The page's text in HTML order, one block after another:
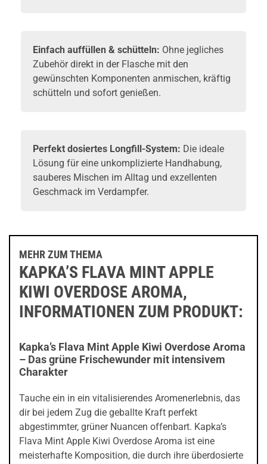
Einfach auffüllen & schütteln: Ohne jegliches
Zubehör direkt in der Flasche mit den
gewünschten Komponenten anmischen, kräftig
schütteln und sofort genießen.
Perfekt dosiertes Longfill-System: Die ideale
Lösung für eine unkomplizierte Handhabung,
sauberes Mischen im Alltag und exzellenten
Geschmack im Verdampfer.
MEHR ZUM THEMA
KAPKA’S FLAVA MINT APPLE
KIWI OVERDOSE AROMA,
INFORMATIONEN ZUM PRODUKT:
Kapka’s Flava Mint Apple Kiwi Overdose Aroma
– Das grüne Frischewunder mit intensivem
Charakter
Tauche ein in ein vitalisierendes Aromenerlebnis, das
dir bei jedem Zug die geballte Kraft perfekt
abgestimmter, grüner Nuancen offenbart. Kapka’s
Flava Mint Apple Kiwi Overdose Aroma ist eine
meisterhafte Komposition, die durch ihre überdosierte